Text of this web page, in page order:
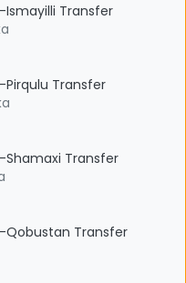
Ismayilli Transfer
Pirqulu Transfer
Shamaxi Transfer
Qobustan Transfer